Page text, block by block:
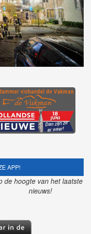
APP!
de hoogte van het laatste
nieuws!